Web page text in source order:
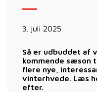
3. juli 2025
Så er udbuddet
kommende sæson
flere nye,
vinterhvede. Læs
efter.